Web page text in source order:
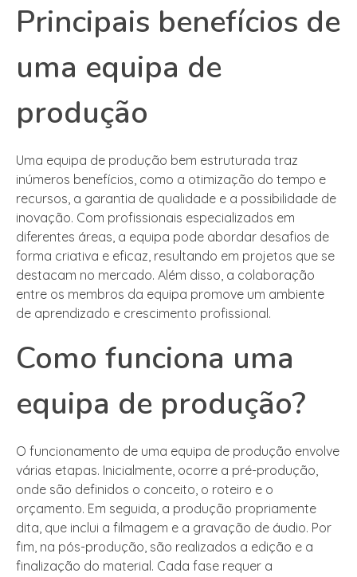
Principais benefícios de
uma equipa de
produção
Uma equipa de produção bem estruturada traz
inúmeros benefícios, como a otimização do tempo e
recursos, a garantia de qualidade e a possibilidade de
inovação. Com profissionais especializados em
diferentes áreas, a equipa pode abordar desafios de
forma criativa e eficaz, resultando em projetos que se
destacam no mercado. Além disso, a colaboração
entre os membros da equipa promove um ambiente
de aprendizado e crescimento profissional.
Como funciona uma
equipa de produção?
O funcionamento de uma equipa de produção envolve
várias etapas. Inicialmente, ocorre a pré-produção,
onde são definidos o conceito, o roteiro e o
orçamento. Em seguida, a produção propriamente
dita, que inclui a filmagem e a gravação de áudio. Por
fim, na pós-produção, são realizados a edição e a
finalização do material. Cada fase requer a